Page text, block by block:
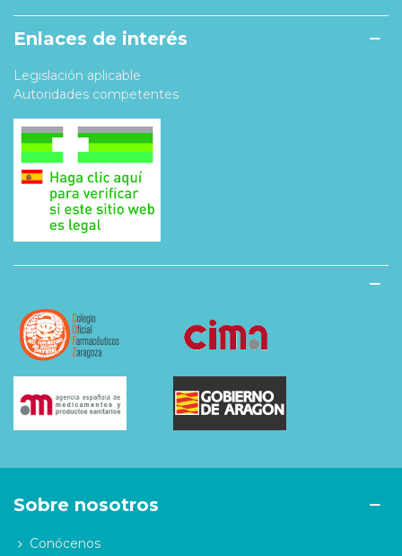
Enlaces de interés
Legislación aplicable
Autoridades competentes
Sobre nosotros
Conócenos